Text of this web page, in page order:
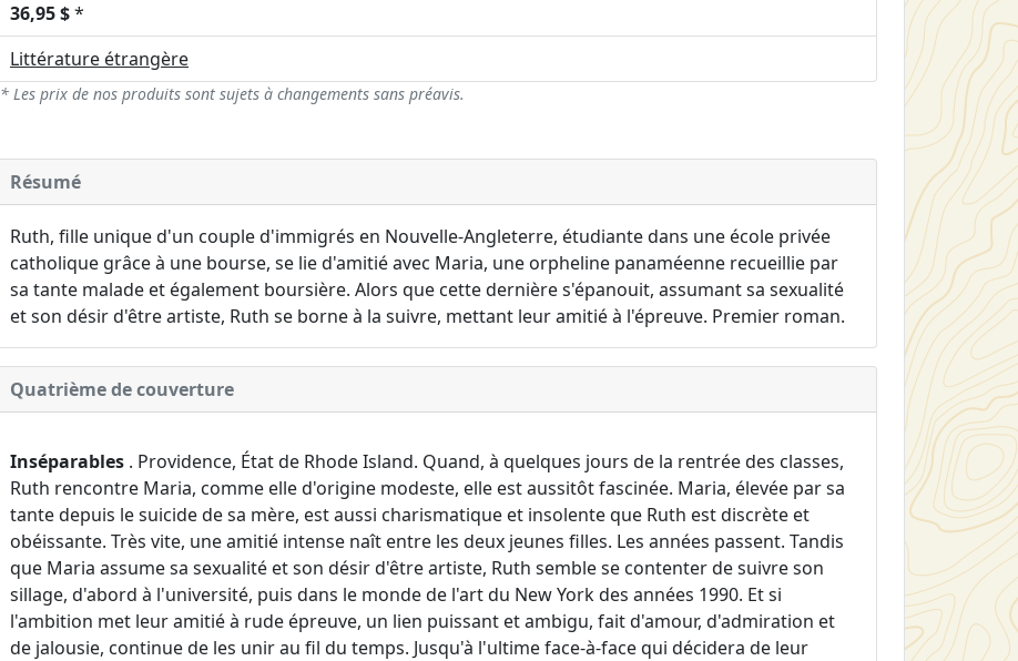
36,95 $*
Littérature étrangère
* Les prix de nos produits sont sujets à changements sans préavis.
Résumé
Ruth, fille unique d'un couple d'immigrés en Nouvelle-Angleterre, étudiante dans une école privée
catholique grâce à une bourse, se lie d'amitié avec Maria, une orpheline panaméenne recueillie par
sa tante malade et également boursière. Alors que cette dernière s'épanouit, assumant sa sexualité
et son désir d'être artiste, Ruth se borne à la suivre, mettant leur amitié à l'épreuve. Premier roman.
Quatrième de couverture
Inséparables . Providence, État de Rhode Island. Quand, à quelques jours de la rentrée des classes,
Ruth rencontre Maria, comme elle d'origine modeste, elle est aussitôt fascinée. Maria, élevée par sa
tante depuis le suicide de sa mère, est aussi charismatique et insolente que Ruth est discrète et
obéissante. Très vite, une amitié intense naît entre les deux jeunes filles. Les années passent. Tandis
que Maria assume sa sexualité et son désir d'être artiste, Ruth semble se contenter de suivre son
sillage, d'abord à l'université, puis dans le monde de l'art du New York des années 1990. Et si
l'ambition met leur amitié à rude épreuve, un lien puissant et ambigu, fait d'amour, d'admiration et
de jalousie, continue de les unir au fil du temps. Jusqu'à l'ultime face-à-face qui décidera de leur